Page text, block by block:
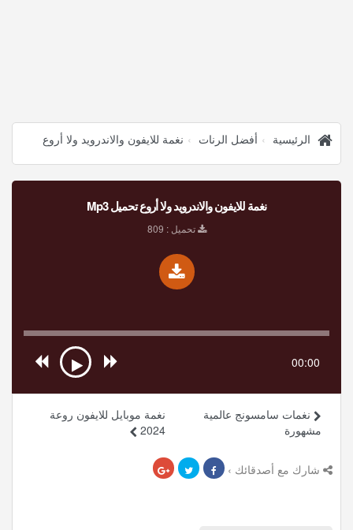
الرئيسية أفضل الرنات نغمة للايفون والاندرويد ولا أروع
نغمة للايفون والاندرويد ولا أروع تحميل Mp3
تحميل : 809
00:00
نغمة موبايل للايفون روعة
2024
نغمات سامسونج عالمية
مشهورة
شارك مع أصدقائك ›